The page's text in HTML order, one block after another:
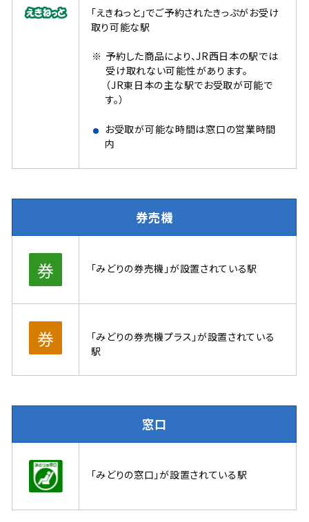
「えきねっと」でご予約されたきっぷがお受け
取り可能な駅
予約した商品により、JR西日本の駅では
受け取れない可能性があります。
（JR東日本の主な駅でお受取が可能で
す。）
お受取が可能な時間は窓口の営業時間
内
券売機
「みどりの券売機」が設置されている駅
「みどりの券売機プラス」が設置されている
駅
窓口
「みどりの窓口」が設置されている駅